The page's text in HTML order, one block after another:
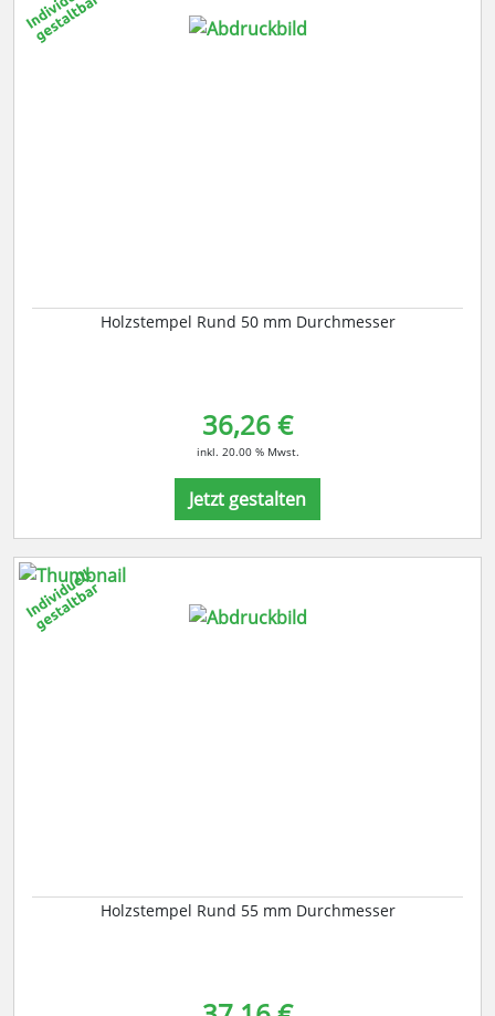
Holzstempel Rund 50 mm Durchmesser
36,26 €
inkl. 20.00 % Mwst.
Jetzt gestalten
Holzstempel Rund 55 mm Durchmesser